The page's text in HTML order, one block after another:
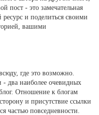
пост - это замечательная
и поделиться своими
вашими
где это возможно.
два наиболее очевидных
Отношение к блогам
и присутствие ссылки
частью повседневности.